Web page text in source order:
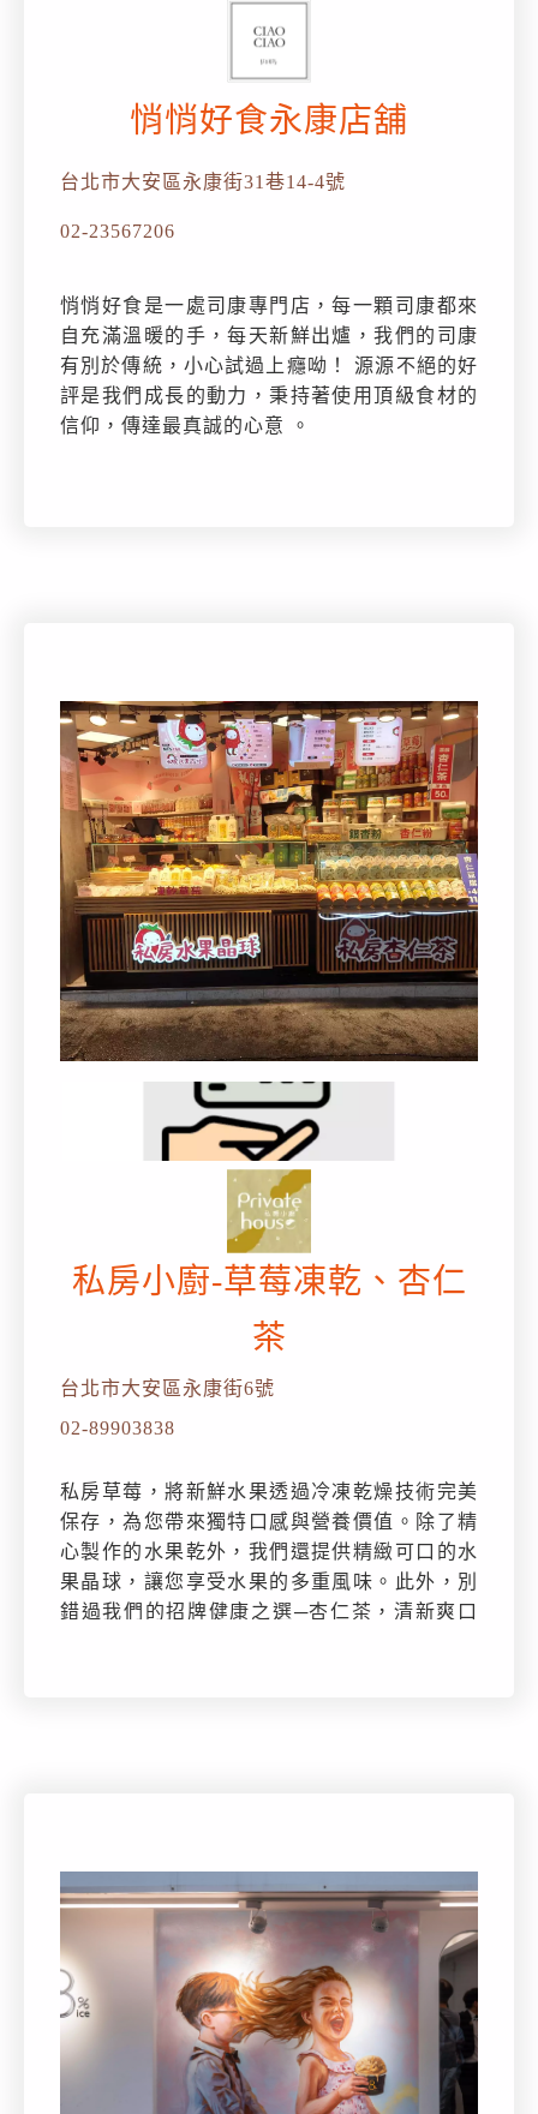
悄悄好食永康店舖
台北市大安區永康街31巷14-4號
02-23567206
悄悄好食是一處司康專門店，每一顆司康都來
自充滿溫暖的手，每天新鮮出爐，我們的司康
有別於傳統，小心試過上癮呦！ 源源不絕的好
評是我們成長的動力，秉持著使用頂級食材的
信仰，傳達最真誠的心意 。
私房小廚-草莓凍乾、杏仁
茶
台北市大安區永康街6號
02-89903838
私房草莓，將新鮮水果透過冷凍乾燥技術完美
保存，為您帶來獨特口感與營養價值。除了精
心製作的水果乾外，我們還提供精緻可口的水
果晶球，讓您享受水果的多重風味。此外，別
錯過我們的招牌健康之選─杏仁茶，清新爽口